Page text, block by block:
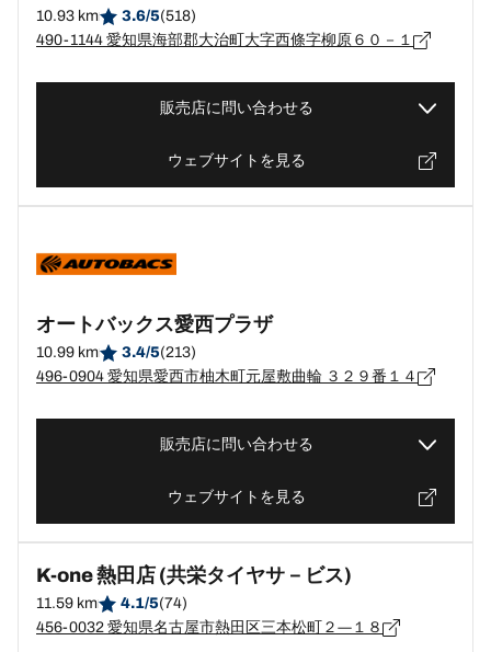
10.93 km 3.6/5(518)
490-1144 愛知県海部郡大治町大字西條字柳原６０－１
販売店に問い合わせる
ウェブサイトを見る
オートバックス愛西プラザ
10.99 km 3.4/5(213)
496-0904 愛知県愛西市柚木町元屋敷曲輪 ３２９番１４
販売店に問い合わせる
ウェブサイトを見る
K-one 熱田店 (共栄タイヤサ－ビス)
11.59 km 4.1/5(74)
456-0032 愛知県名古屋市熱田区三本松町２―１８